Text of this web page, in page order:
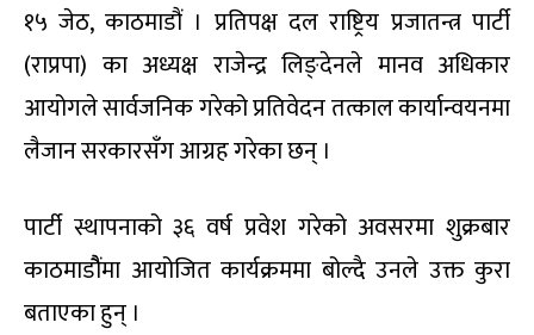
१५ जेठ, काठमाडौं । प्रतिपक्ष दल राष्ट्रिय प्रजातन्त्र पार्टी
(राप्रपा) का अध्यक्ष राजेन्द्र लिङ्देनले मानव अधिकार
आयोगले सार्वजनिक गरेको प्रतिवेदन तत्काल कार्यान्वयनमा
लैजान सरकारसँग आग्रह गरेका छन् ।
पार्टी स्थापनाको ३६ वर्ष प्रवेश गरेको अवसरमा शुक्रबार
काठमाडौैंमा आयोजित कार्यक्रममा बोल्दै उनले उक्त कुरा
बताएका हुन् ।